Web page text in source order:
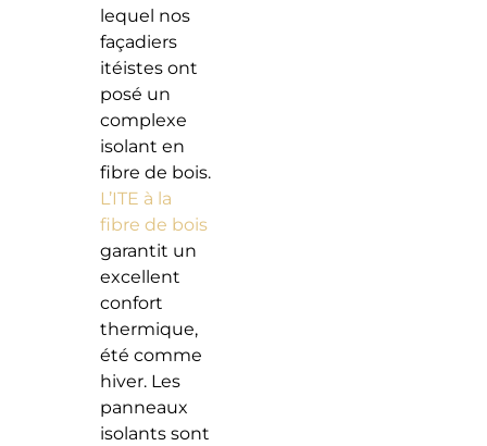
lequel nos
façadiers
itéistes ont
posé un
complexe
isolant en
fibre de bois.
L’ITE à la
fibre de bois
garantit un
excellent
confort
thermique,
été comme
hiver. Les
panneaux
isolants sont